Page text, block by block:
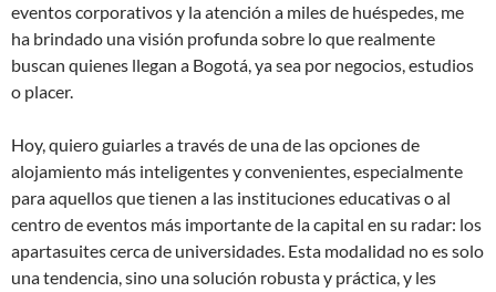
eventos corporativos y la atención a miles de huéspedes, me
ha brindado una visión profunda sobre lo que realmente
buscan quienes llegan a Bogotá, ya sea por negocios, estudios
o placer.
Hoy, quiero guiarles a través de una de las opciones de
alojamiento más inteligentes y convenientes, especialmente
para aquellos que tienen a las instituciones educativas o al
centro de eventos más importante de la capital en su radar: los
apartasuites cerca de universidades. Esta modalidad no es solo
una tendencia, sino una solución robusta y práctica, y les